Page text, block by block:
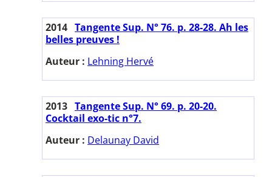
2014 Tangente Sup. N° 76. p. 28-28. Ah les
belles preuves !
Auteur : Lehning Hervé
2013 Tangente Sup. N° 69. p. 20-20.
Cocktail exo-tic n°7.
Auteur : Delaunay David